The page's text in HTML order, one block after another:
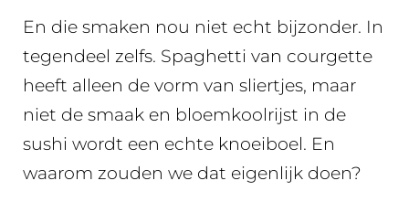
En die smaken nou niet echt bijzonder. In
tegendeel zelfs. Spaghetti van courgette
heeft alleen de vorm van sliertjes, maar
niet de smaak en bloemkoolrijst in de
sushi wordt een echte knoeiboel. En
waarom zouden we dat eigenlijk doen?